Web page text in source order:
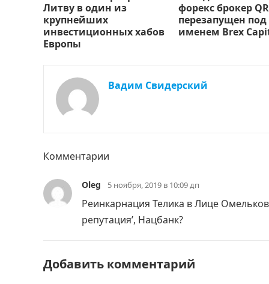
Литву в один из
крупнейших
инвестиционных хабов
Европы
форекс брокер
перезапущен под
именем Brex
Вадим Свидерский
Комментарии
Oleg 5 ноября, 2019 в 10:09 дп
Реинкарнация Телика в Лице
репутация’, Нацбанк?
Добавить комментарий